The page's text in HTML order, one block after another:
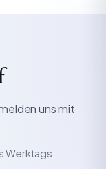
uns mit
Werktags.